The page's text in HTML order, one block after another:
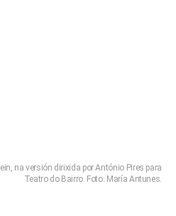
na versión dirixida por António Pires para
Teatro do Bairro. Foto: María Antunes.